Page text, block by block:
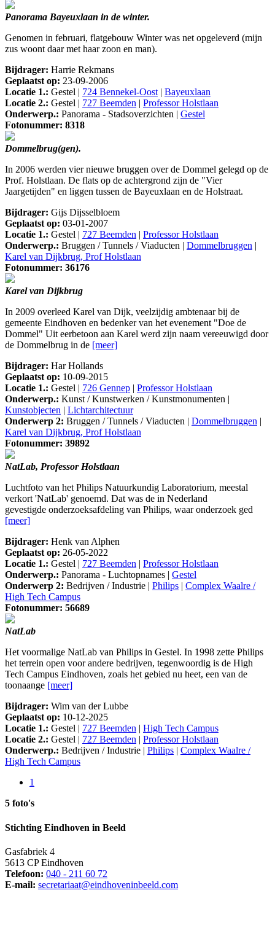
Panorama Bayeuxlaan in de winter.
Genomen in februari, flatgebouw Winter was net opgeleverd (mijn
zus woont daar met haar zoon en man).
Bijdrager: Harrie Rekmans
Geplaatst op: 23-09-2006
Locatie 1.: Gestel | 724 Bennekel-Oost| Bayeuxlaan
Locatie 2.: Gestel | 727 Beemden | Professor Holstlaan
Onderwerp.: Panorama - Stadsoverzichten | Gestel
Fotonummer: 8318
Dommelbrug(gen).
In 2006 werden vier nieuwe bruggen over de Dommel gelegd op de
Prof. Holstlaan. De flats op de achtergrond zijn de "Vier
Jaargetijden" en liggen tussen de Bayeuxlaan en de Holstraat.
Bijdrager: Gijs Dijsselbloem
Geplaatst op: 03-01-2007
Locatie 1.: Gestel | 727 Beemden | Professor Holstlaan
Onderwerp.: Bruggen / Tunnels / Viaducten | Dommelbruggen |
Karel van Dijkbrug, Prof Holstlaan
Fotonummer: 36176
Karel van Dijkbrug
In 2009 overleed Karel van Dijk, veelzijdig ambtenaar bij de
gemeente Eindhoven en bedenker van het evenement "Doe de
Dommel" Uit eerbetoon aan Karel werd zijn naam vereeuwigd door
de Dommelbrug in de [meer]
Bijdrager: Har Hollands
Geplaatst op: 10-09-2015
Locatie 1.: Gestel | 726 Gennep | Professor Holstlaan
Onderwerp.: Kunst / Kunstwerken / Kunstmonumenten |
Kunstobjecten | Lichtarchitectuur
Onderwerp 2: Bruggen / Tunnels / Viaducten | Dommelbruggen |
Karel van Dijkbrug, Prof Holstlaan
Fotonummer: 39892
NatLab, Professor Holstlaan
Luchtfoto van het Philips Natuurkundig Laboratorium, meestal
verkort 'NatLab' genoemd. Dat was de in Nederland
gevestigde onderzoeksafdeling van Philips, waar onderzoek ged
[meer]
Bijdrager: Henk van Alphen
Geplaatst op: 26-05-2022
Locatie 1.: Gestel | 727 Beemden | Professor Holstlaan
Onderwerp.: Panorama - Luchtopnames | Gestel
Onderwerp 2: Bedrijven / Industrie | Philips | Complex Waalre /
High Tech Campus
Fotonummer: 56689
NatLab
Het voormalige NatLab van Philips in Gestel. In 1998 zette Philips
het terrein open voor andere bedrijven, tegenwoordig is de High
Tech Campus Eindhoven, zoals het gebied nu heet, een van de
toonaange [meer]
Bijdrager: Wim van der Lubbe
Geplaatst op: 10-12-2025
Locatie 1.: Gestel | 727 Beemden | High Tech Campus
Locatie 2.: Gestel | 727 Beemden | Professor Holstlaan
Onderwerp.: Bedrijven / Industrie | Philips | Complex Waalre /
High Tech Campus
1
5 foto's
Stichting Eindhoven in Beeld
Gasfabriek 4
5613 CP Eindhoven
Telefoon: 040 - 211 60 72
E-mail: secretariaat@eindhoveninbeeld.com